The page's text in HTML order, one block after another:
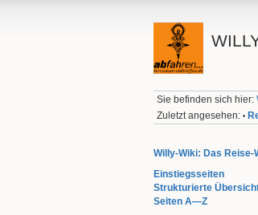
Sie befinden sich hier:
Zuletzt angesehen: •
Willy-Wiki: Das Reise-
Einstiegsseiten
Strukturierte
Seiten A—Z